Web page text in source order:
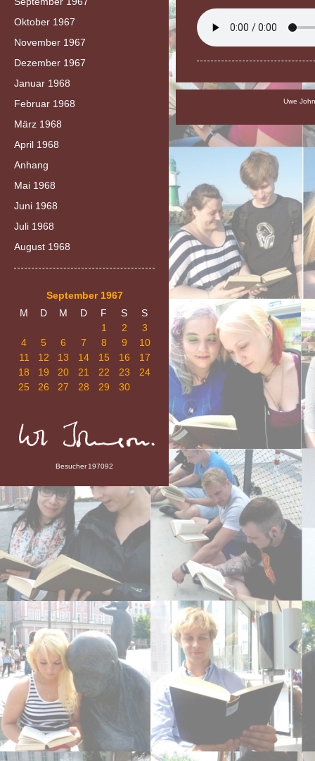
Oktober 1967
November 1967
Dezember 1967
Januar 1968
Februar 1968
März 1968
April 1968
Anhang
Mai 1968
Juni 1968
Juli 1968
August 1968
September 1967
M
D M D F S
S
1
2
3
4
5 6 7 8 9
10
11
12 13 14 15 16
17
18
19 20 21 22 23
24
25
26 27 28 29 30
Besucher 197092
Uwe